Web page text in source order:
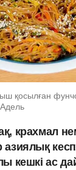
қосылған
крахмал
азиялық
кешкі ас